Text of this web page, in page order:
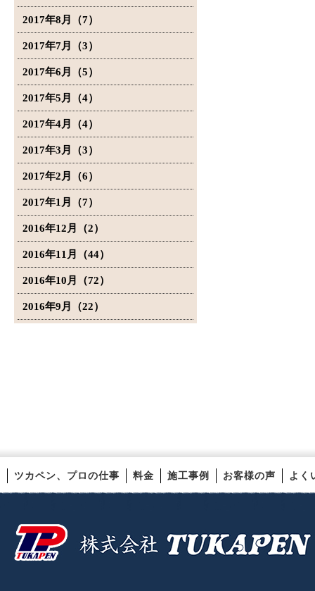
2017年8月（7）
2017年7月（3）
2017年6月（5）
2017年5月（4）
2017年4月（4）
2017年3月（3）
2017年2月（6）
2017年1月（7）
2016年12月（2）
2016年11月（44）
2016年10月（72）
2016年9月（22）
ツカペン、プロの仕事 料金 施工事例 お客様の声 よく